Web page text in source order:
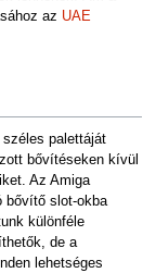
az UAE
palettáját
bővítéseken kívül
Az Amiga
bővítő slot-okba
különféle
de a
lehetséges